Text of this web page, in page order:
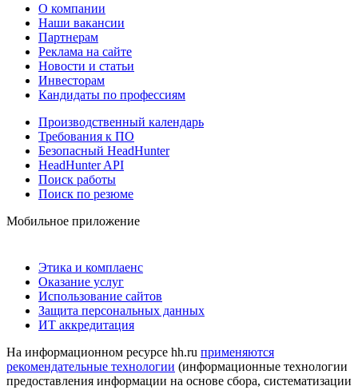
О компании
Наши вакансии
Партнерам
Реклама на сайте
Новости и статьи
Инвесторам
Кандидаты по профессиям
Производственный календарь
Требования к ПО
Безопасный HeadHunter
HeadHunter API
Поиск работы
Поиск по резюме
Мобильное приложение
Этика и комплаенс
Оказание услуг
Использование сайтов
Защита персональных данных
ИТ аккредитация
На информационном ресурсе hh.ru применяются
рекомендательные технологии (информационные технологии
предоставления информации на основе сбора, систематизации